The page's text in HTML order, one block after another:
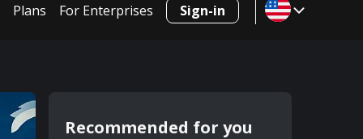
Plans For Enterprises Sign-in
Recommended for you